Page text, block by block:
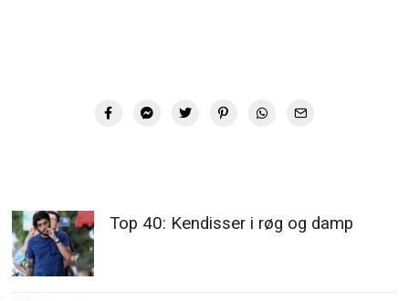
Top 40: Kendisser i røg og damp